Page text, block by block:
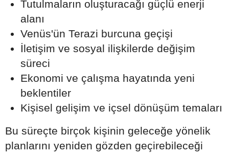
Tutulmaların oluşturacağı güçlü enerji
alanı
Venüs'ün Terazi burcuna geçişi
İletişim ve sosyal ilişkilerde değişim
süreci
Ekonomi ve çalışma hayatında yeni
beklentiler
Kişisel gelişim ve içsel dönüşüm temaları
Bu süreçte birçok kişinin geleceğe yönelik
planlarını yeniden gözden geçirebileceği